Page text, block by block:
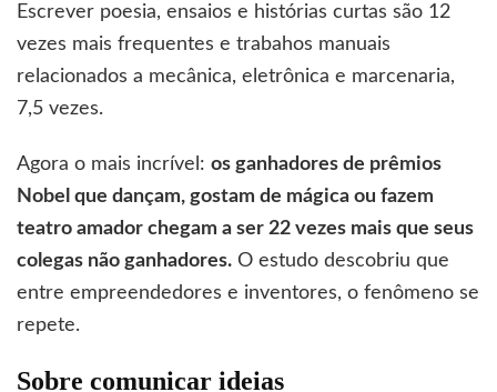
Escrever poesia, ensaios e histórias curtas são 12
vezes mais frequentes e trabahos manuais
relacionados a mecânica, eletrônica e marcenaria,
7,5 vezes.
Agora o mais incrível: os ganhadores de prêmios
Nobel que dançam, gostam de mágica ou fazem
teatro amador chegam a ser 22 vezes mais que seus
colegas não ganhadores. O estudo descobriu que
entre empreendedores e inventores, o fenômeno se
repete.
Sobre comunicar ideias